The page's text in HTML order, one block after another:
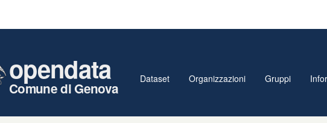
opendata
Comune di Genova
Dataset Organizzazioni Gruppi